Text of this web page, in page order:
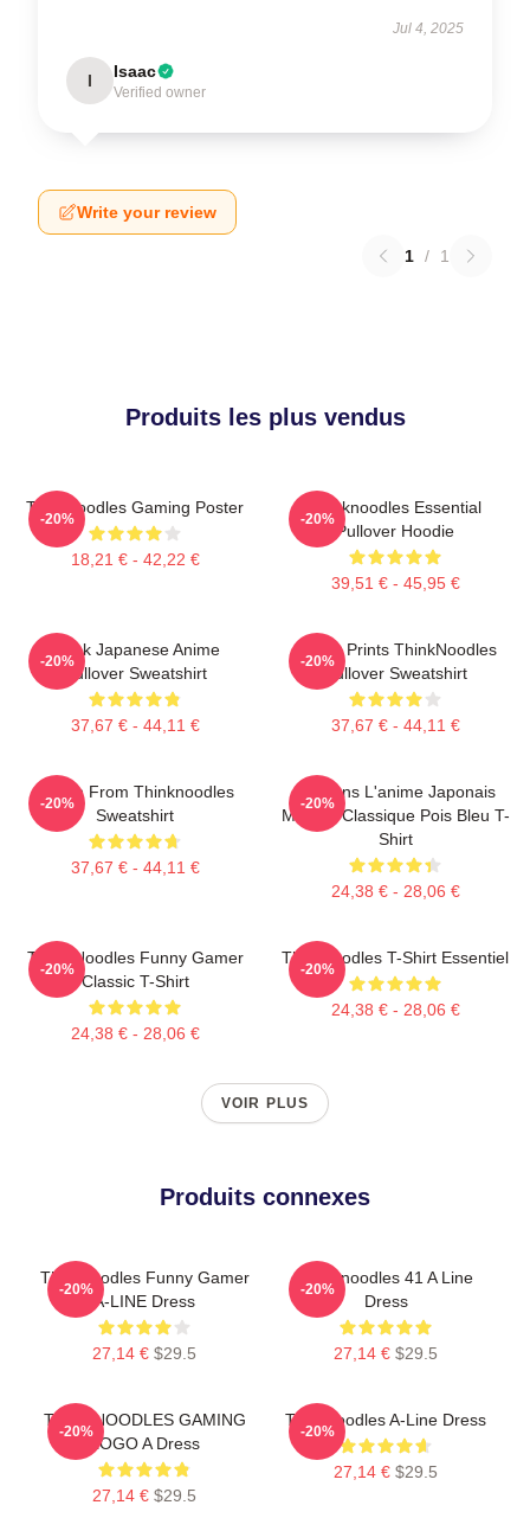
Jul 4, 2025
I Isaac
Verified owner
Write your review
1 / 1
Produits les plus vendus
Thinknoodles Gaming Poster
18,21 € - 42,22 €
-20%
Thinknoodles Essential
Pullover Hoodie
39,51 € - 45,95 €
-20%
Think Japanese Anime
Pullover Sweatshirt
37,67 € - 44,11 €
-20%
Funny Prints ThinkNoodles
Pullover Sweatshirt
37,67 € - 44,11 €
-20%
Merch From Thinknoodles
Sweatshirt
37,67 € - 44,11 €
-20%
Pensons L'anime Japonais
Mignon Classique Pois Bleu T-
Shirt
24,38 € - 28,06 €
-20%
Think Noodles Funny Gamer
Classic T-Shirt
24,38 € - 28,06 €
-20%
Thinknoodles T-Shirt Essentiel
24,38 € - 28,06 €
-20%
VOIR PLUS
Produits connexes
Thinknoodles Funny Gamer
A-LINE Dress
27,14 € $29.5
-20%
Thinknoodles 41 A Line
Dress
27,14 € $29.5
-20%
THINKNOODLES GAMING
LOGO A Dress
27,14 € $29.5
-20%
Thinknoodles A-Line Dress
27,14 € $29.5
-20%